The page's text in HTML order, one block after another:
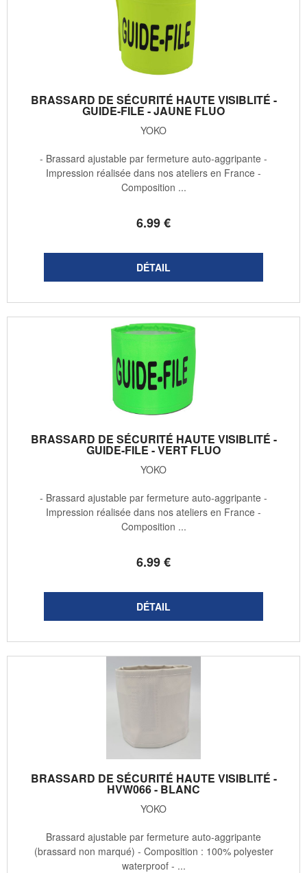
BRASSARD DE SÉCURITÉ HAUTE VISIBLITÉ -
GUIDE-FILE - JAUNE FLUO
YOKO
6.99€
- Brassard ajustable par fermeture auto-aggripante -
Impression réalisée dans nos ateliers en France -
Composition ...
BRASSARD DE SÉCURITÉ HAUTE VISIBLITÉ -
GUIDE-FILE - VERT FLUO
YOKO
6.99€
- Brassard ajustable par fermeture auto-aggripante -
Impression réalisée dans nos ateliers en France -
Composition ...
BRASSARD DE SÉCURITÉ HAUTE VISIBLITÉ -
HVW066 - BLANC
YOKO
Brassard ajustable par fermeture auto-aggripante
(brassard non marqué) - Composition : 100% polyester
waterproof - ...